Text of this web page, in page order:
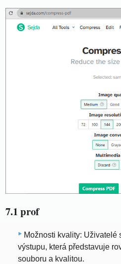
7.1 prof
Možnosti kvality: Uživatelé
výstupu, která představuje
souboru a kvalitou.